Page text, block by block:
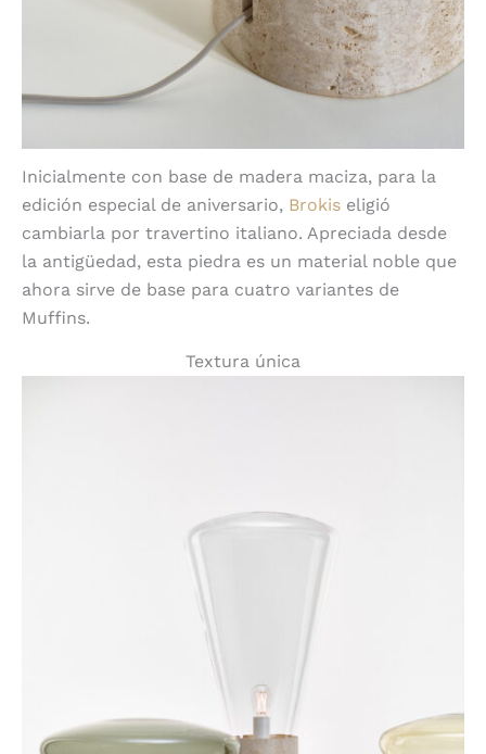
Inicialmente con base de madera maciza, para la
edición especial de aniversario, Brokis eligió
cambiarla por travertino italiano. Apreciada desde
la antigüedad, esta piedra es un material noble que
ahora sirve de base para cuatro variantes de
Muffins.
Textura única